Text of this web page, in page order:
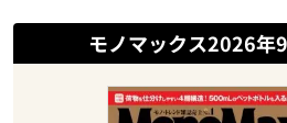
モノマックス2026年